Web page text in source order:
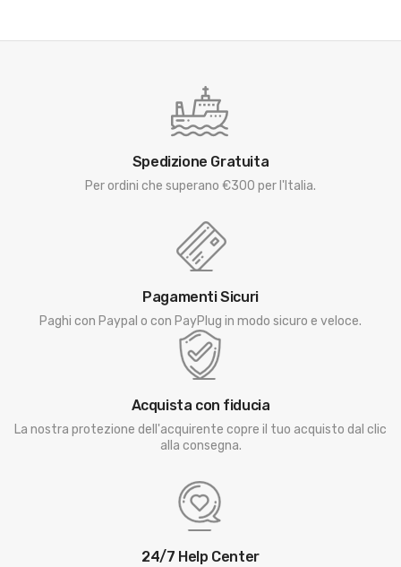
Spedizione Gratuita
Per ordini che superano €300 per l'Italia.
Pagamenti Sicuri
Paghi con Paypal o con PayPlug in modo sicuro e veloce.
Acquista con fiducia
La nostra protezione dell'acquirente copre il tuo acquisto dal clic
alla consegna.
24/7 Help Center